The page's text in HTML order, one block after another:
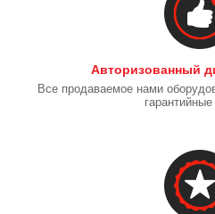
Авторизованный
Все продаваемое нами